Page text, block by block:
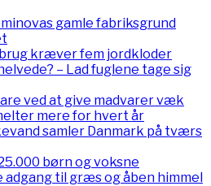
gamle fabriksgrund
kræver fem jordkloder
– Lad fuglene tage sig
ved at give madvarer væk
mere for hvert år
samler Danmark på tværs
børn og voksne
adgang til græs og åben himmel